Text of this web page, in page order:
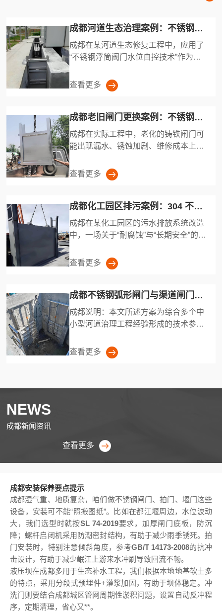
成都河道生态治理案例：不锈钢浮筒阀门水位自控技术应用效果
成都在某河道生态修复工程中，应用了
“不锈钢浮筒阀门水位自控技术”作为水
位调节方案。该···
查看更多
成都老旧闸门更换案例：不锈钢一体闸门替代铸铁闸门成本效益分析
成都在实际工程中，老化的铸铁闸门可
能出现漏水、锈蚀加剧、维修成本上升
等问题，影响水系···
查看更多
成都化工园区排污案例：304 不锈钢污水闸门防腐蚀性能与安全运行
成都在某化工园区的污水排放系统改造
中，一场关于“耐腐蚀”与“长期安全”的实
战考验悄然···
查看更多
成都不锈钢弧形闸门与渠道闸门配套使用在小型河道治理中的应用经验
成都说明：本文所述方案为综合多个中
小型河道治理工程经验形成的技术参考
查看更多
NEWS
成都新闻资讯
查看更多
成都安装保养要点提示
成都湿气重、地质复杂，咱们做不锈钢闸门、拍门、堰门这些
设备，安装可不能“照搬图纸”。比如在都江堰周边，水位波动
大，我们选型时就按SL 74-2019要求，加厚闸门底板，防沉
降；螺杆启闭机采用防潮密封结构，有助于减少雨季锈死。拍
门安装时，特别注意倾斜角度，参考GB/T 14173-2008的抗冲
击设计，有助于减少岷江上游来水冲刷导致回流不畅。
液压坝在成都多用于生态补水工程，我们根据本地地基软土多
的特点，采用分段式预埋件+灌浆加固，有助于坝体稳定。冲
洗门则要结合成都城区管网周期性淤积问题，设置自动反冲程
序，定期清理，省心又**。